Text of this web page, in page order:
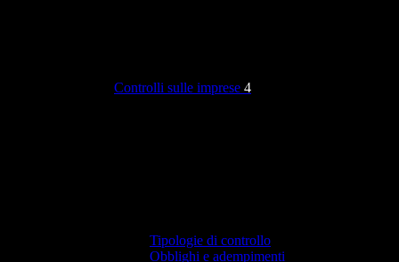
Controlli sulle imprese 4
Tipologie di controllo
Obblighi e adempimenti